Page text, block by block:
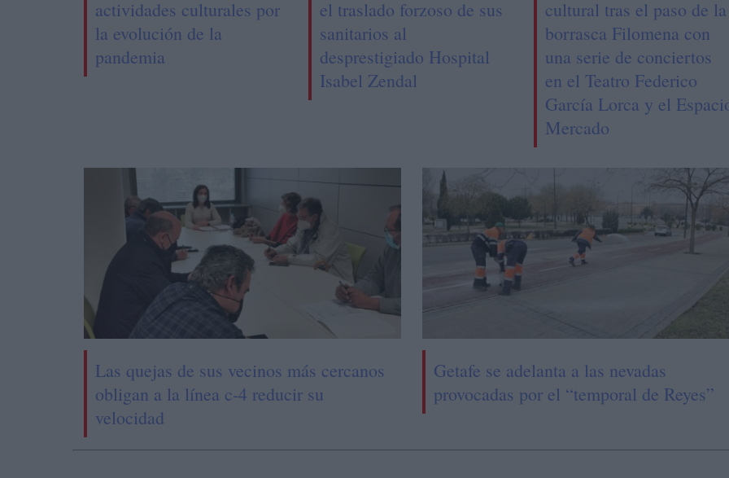
actividades culturales por
la evolución de la
pandemia
el traslado forzoso de sus
sanitarios al
desprestigiado Hospital
Isabel Zendal
cultural tras el paso de la
borrasca Filomena con
una serie de conciertos
en el Teatro Federico
García Lorca y el
Mercado
Las quejas de sus vecinos más cercanos
obligan a la línea c-4 reducir su
velocidad
Getafe se adelanta a las nevadas
provocadas por el “temporal de Reyes”